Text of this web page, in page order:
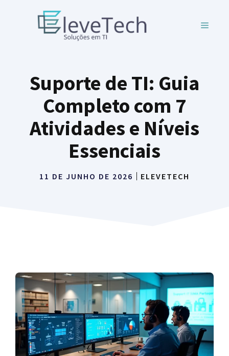
MENU
Suporte de TI: Guia
Completo com 7
Atividades e Níveis
Essenciais
11 DE JUNHO DE 2026 ELEVETECH